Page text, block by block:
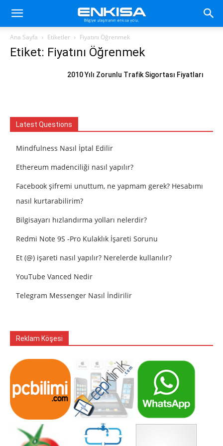
Ana Sayfa Etiketler Fiyatını Öğrenmek
Etiket: Fiyatını Öğrenmek
2010 Yılı Zorunlu Trafik Sigortası Fiyatları
Latest Questions
Mindfulness Nasıl İptal Edilir
Ethereum madenciliği nasıl yapılır?
Facebook şifremi unuttum, ne yapmam gerek? Hesabımı
nasıl kurtarabilirim?
Bilgisayarı hızlandırma yolları nelerdir?
Redmi Note 9S -Pro Kulaklık İşareti Sorunu
Et (@) işareti nasıl yapılır? Nerelerde kullanılır?
YouTube Vanced Nedir
Telegram Messenger Nasıl İndirilir
Reklam Köşesi